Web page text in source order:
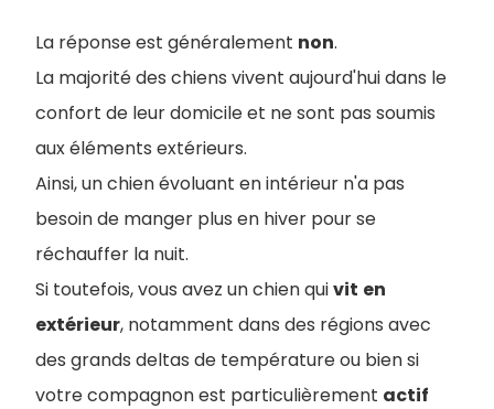
La réponse est généralement non.
La majorité des chiens vivent aujourd'hui dans le
confort de leur domicile et ne sont pas soumis
aux éléments extérieurs.
Ainsi, un chien évoluant en intérieur n'a pas
besoin de manger plus en hiver pour se
réchauffer la nuit.
Si toutefois, vous avez un chien quivit en
extérieur, notamment dans des régions avec
des grands deltas de température ou bien si
votre compagnon est particulièrement actif